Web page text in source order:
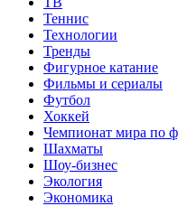
Теннис
Технологии
Тренды
Фигурное катание
Фильмы и сериалы
Футбол
Хоккей
Чемпионат мира по
Шахматы
Шоу-бизнес
Экология
Экономика